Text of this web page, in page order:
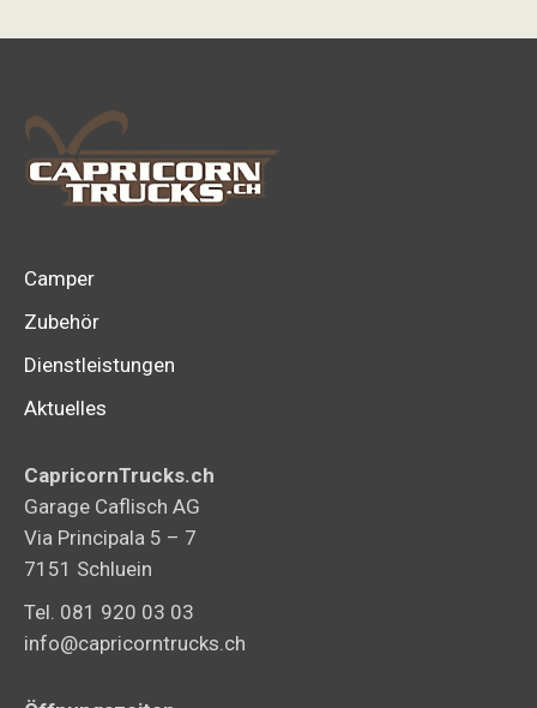
Camper
Zubehör
Dienstleistungen
Aktuelles
CapricornTrucks.ch
Garage Caflisch AG
Via Principala 5 – 7
7151 Schluein
Tel. 081 920 03 03
info@capricorntrucks.ch